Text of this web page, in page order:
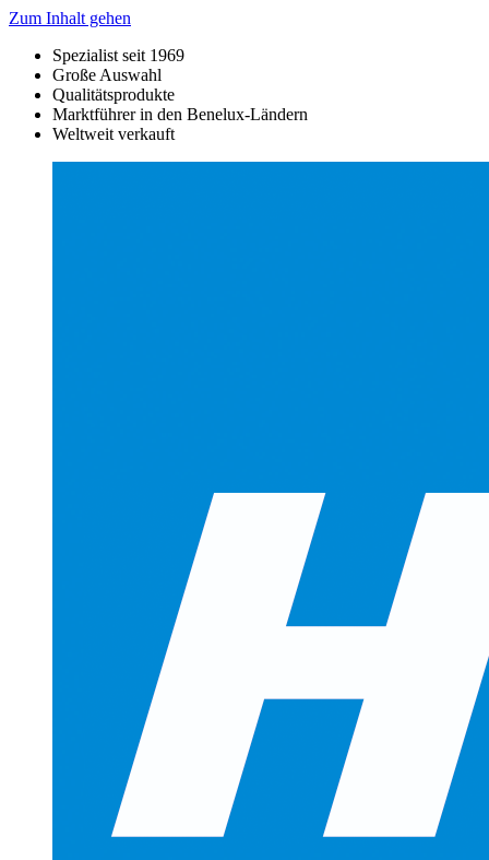
Zum Inhalt gehen
Spezialist seit 1969
Große Auswahl
Qualitätsprodukte
Marktführer in den Benelux-Ländern
Weltweit verkauft